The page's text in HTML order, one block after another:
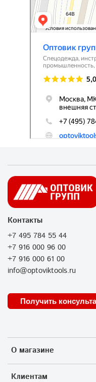
О магазине
Клиентам
Контакты
+7 495 784 55 44
+7 916 000 96 00
+7 916 000 61 00
info@optoviktools.ru
Получить